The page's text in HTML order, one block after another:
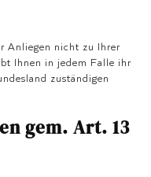
Anliegen nicht zu Ihrer
Ihnen in jedem Falle ihr
zuständigen
gem. Art. 13